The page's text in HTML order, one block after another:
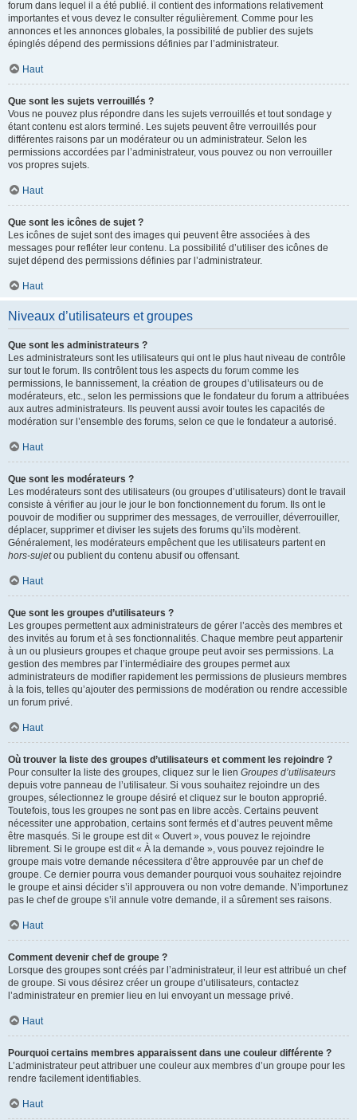
forum dans lequel il a été publié. il contient des informations relativement
importantes et vous devez le consulter régulièrement. Comme pour les
annonces et les annonces globales, la possibilité de publier des sujets
épinglés dépend des permissions définies par l’administrateur.
Haut
Que sont les sujets verrouillés ?
Vous ne pouvez plus répondre dans les sujets verrouillés et tout sondage y
étant contenu est alors terminé. Les sujets peuvent être verrouillés pour
différentes raisons par un modérateur ou un administrateur. Selon les
permissions accordées par l’administrateur, vous pouvez ou non verrouiller
vos propres sujets.
Haut
Que sont les icônes de sujet ?
Les icônes de sujet sont des images qui peuvent être associées à des
messages pour refléter leur contenu. La possibilité d’utiliser des icônes de
sujet dépend des permissions définies par l’administrateur.
Haut
Niveaux d’utilisateurs et groupes
Que sont les administrateurs ?
Les administrateurs sont les utilisateurs qui ont le plus haut niveau de contrôle
sur tout le forum. Ils contrôlent tous les aspects du forum comme les
permissions, le bannissement, la création de groupes d’utilisateurs ou de
modérateurs, etc., selon les permissions que le fondateur du forum a attribuées
aux autres administrateurs. Ils peuvent aussi avoir toutes les capacités de
modération sur l’ensemble des forums, selon ce que le fondateur a autorisé.
Haut
Que sont les modérateurs ?
Les modérateurs sont des utilisateurs (ou groupes d’utilisateurs) dont le travail
consiste à vérifier au jour le jour le bon fonctionnement du forum. Ils ont le
pouvoir de modifier ou supprimer des messages, de verrouiller, déverrouiller,
déplacer, supprimer et diviser les sujets des forums qu’ils modèrent.
Généralement, les modérateurs empêchent que les utilisateurs partent en
hors-sujetou publient du contenu abusif ou offensant.
Haut
Que sont les groupes d’utilisateurs ?
Les groupes permettent aux administrateurs de gérer l’accès des membres et
des invités au forum et à ses fonctionnalités. Chaque membre peut appartenir
à un ou plusieurs groupes et chaque groupe peut avoir ses permissions. La
gestion des membres par l’intermédiaire des groupes permet aux
administrateurs de modifier rapidement les permissions de plusieurs membres
à la fois, telles qu’ajouter des permissions de modération ou rendre accessible
un forum privé.
Haut
Où trouver la liste des groupes d’utilisateurs et comment les rejoindre ?
Pour consulter la liste des groupes, cliquez sur le lien Groupes d’utilisateurs
depuis votre panneau de l’utilisateur. Si vous souhaitez rejoindre un des
groupes, sélectionnez le groupe désiré et cliquez sur le bouton approprié.
Toutefois, tous les groupes ne sont pas en libre accès. Certains peuvent
nécessiter une approbation, certains sont fermés et d’autres peuvent même
être masqués. Si le groupe est dit « Ouvert », vous pouvez le rejoindre
librement. Si le groupe est dit « À la demande », vous pouvez rejoindre le
groupe mais votre demande nécessitera d’être approuvée par un chef de
groupe. Ce dernier pourra vous demander pourquoi vous souhaitez rejoindre
le groupe et ainsi décider s’il approuvera ou non votre demande. N’importunez
pas le chef de groupe s’il annule votre demande, il a sûrement ses raisons.
Haut
Comment devenir chef de groupe ?
Lorsque des groupes sont créés par l’administrateur, il leur est attribué un chef
de groupe. Si vous désirez créer un groupe d’utilisateurs, contactez
l’administrateur en premier lieu en lui envoyant un message privé.
Haut
Pourquoi certains membres apparaissent dans une couleur différente ?
L’administrateur peut attribuer une couleur aux membres d’un groupe pour les
rendre facilement identifiables.
Haut